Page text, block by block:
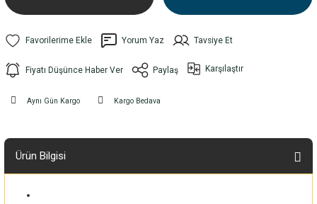
Yorum Yaz Tavsiye Et
Fiyatı Düşünce Haber Ver Paylaş Karşılaştır
Aynı Gün Kargo Kargo Bedava
Ürün Bilgisi